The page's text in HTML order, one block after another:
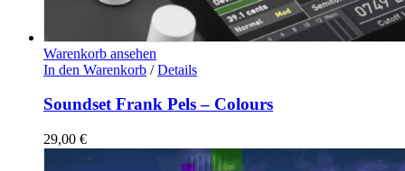
Warenkorb ansehen
In den Warenkorb / Details
Soundset Frank Pels – Colours
29,00 €